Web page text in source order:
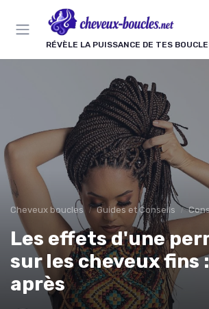
RÉVÈLE LA PUISSANCE DE TES
Cheveux boucles Guides et Conseils
Les effets d'une
sur les cheveux fins
après